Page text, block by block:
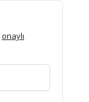
onaylı